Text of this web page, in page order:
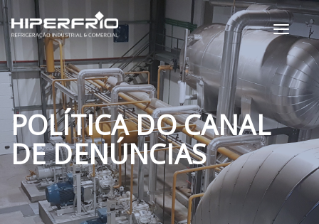
Toggle
POLÍTICA DO CANAL
DE DENÚNCIAS